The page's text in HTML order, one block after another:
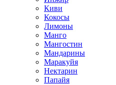
Киви
Кокосы
Лимоны
Манго
Мангостин
Мандарины
Маракуйя
Нектарин
Папайя